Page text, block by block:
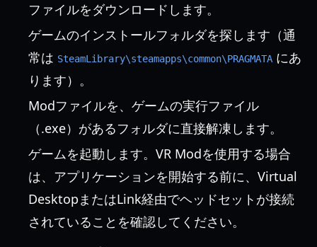
ファイルをダウンロードします。
ゲームのインストールフォルダを探します（通
常は SteamLibrary\steamapps\common\PRAGMATA にあ
ります）。
Modファイルを、ゲームの実行ファイル
（.exe）があるフォルダに直接解凍します。
ゲームを起動します。VR Modを使用する場合
は、アプリケーションを開始する前に、Virtual
DesktopまたはLink経由でヘッドセットが接続
されていることを確認してください。